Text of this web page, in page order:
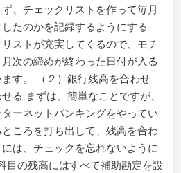
、チェックリストを作って毎月
たのかを記録するようにする
ストが充実してくるので、モチ
次の締めが終わった日付が入る
す。 （２）銀行残高を合わせ
る まずは、簡単なことですが、
ーネットバンキングをやってい
ころを打ち出して、残高を合わ
は、チェックを忘れないように
目の残高にはすべて補助勘定を設